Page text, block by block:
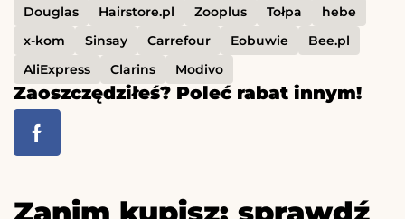
Douglas
Hairstore.pl Zooplus Tołpa
hebe
x-kom
Sinsay Carrefour Eobuwie
Bee.pl
AliExpress
Clarins Modivo
Zaoszczędziłeś? Poleć rabat innym!